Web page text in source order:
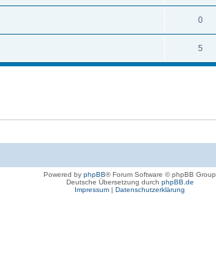
0
5
Powered by phpBB® Forum Software © phpBB Group
Deutsche Übersetzung durch phpBB.de
Impressum | Datenschutzerklärung